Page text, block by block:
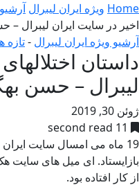
Home ویژه ایران لیبرال
اخیر در سایت ایران لیبرال –
آرشیو ویژه ایران لیبرال -تازه
داستان
لیبرال – حسن
ژوئن 30, 2019
11 second read
19 ماه می امسال سایت
بازایستاد. ای میل های
از کار افتاده بود.